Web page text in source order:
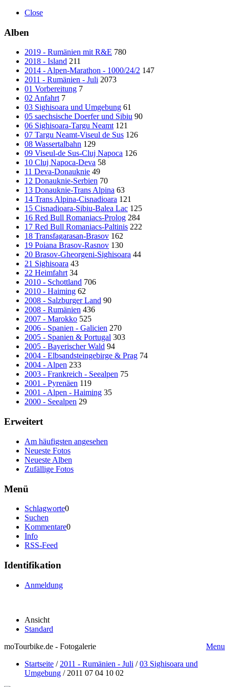
Close
Alben
2019 - Rumänien mit R&E 780
2018 - Island 211
2014 - Alpen-Marathon - 1000/24/2 147
2011 - Rumänien - Juli 2073
01 Vorbereitung 7
02 Anfahrt 7
03 Sighisoara und Umgebung 61
05 saechsische Doerfer und Sibiu 90
06 Sighisoara-Targu Neamt 121
07 Targu Neamt-Viseul de Sus 126
08 Wassertalbahn 129
09 Viseul-de Sus-Cluj Napoca 126
10 Cluj Napoca-Deva 58
11 Deva-Donauknie 49
12 Donauknie-Serbien 70
13 Donauknie-Trans Alpina 63
14 Trans Alpina-Cisnadioara 121
15 Cisnadioara-Sibiu-Balea Lac 125
16 Red Bull Romaniacs-Prolog 284
17 Red Bull Romaniacs-Paltinis 222
18 Transfagarasan-Brasov 162
19 Poiana Brasov-Rasnov 130
20 Brasov-Gheorgeni-Sighisoara 44
21 Sighisoara 43
22 Heimfahrt 34
2010 - Schottland 706
2010 - Haiming 62
2008 - Salzburger Land 90
2008 - Rumänien 436
2007 - Marokko 525
2006 - Spanien - Galicien 270
2005 - Spanien & Portugal 303
2005 - Bayerischer Wald 94
2004 - Elbsandsteingebirge & Prag 74
2004 - Alpen 233
2003 - Frankreich - Seealpen 75
2001 - Pyrenäen 119
2001 - Alpen - Haiming 35
2000 - Seealpen 29
Erweitert
Am häufigsten angesehen
Neueste Fotos
Neueste Alben
Zufällige Fotos
Menü
Schlagworte0
Suchen
Kommentare0
Info
RSS-Feed
Identifikation
Anmeldung
Ansicht
Standard
moTourbike.de - Fotogalerie
Menu
Startseite / 2011 - Rumänien - Juli /03 Sighisoara und
Umgebung / 2011 07 04 10 02